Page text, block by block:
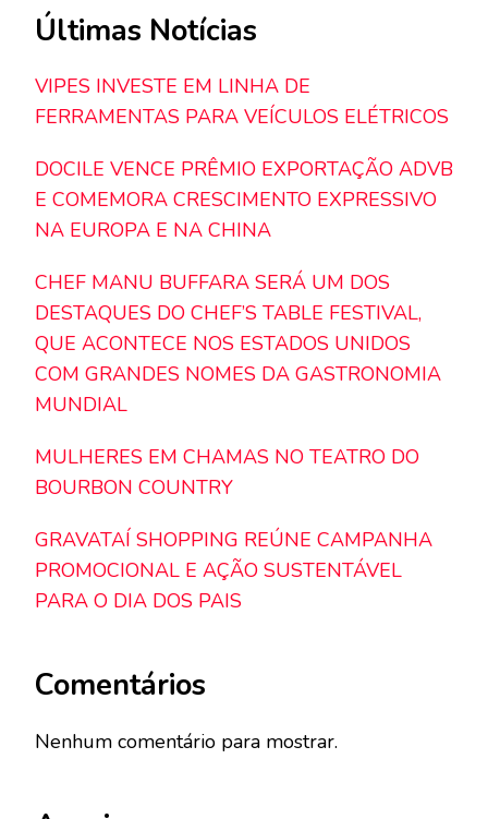
Últimas Notícias
VIPES INVESTE EM LINHA DE
FERRAMENTAS PARA VEÍCULOS ELÉTRICOS
DOCILE VENCE PRÊMIO EXPORTAÇÃO ADVB
E COMEMORA CRESCIMENTO EXPRESSIVO
NA EUROPA E NA CHINA
CHEF MANU BUFFARA SERÁ UM DOS
DESTAQUES DO CHEF’S TABLE FESTIVAL,
QUE ACONTECE NOS ESTADOS UNIDOS
COM GRANDES NOMES DA GASTRONOMIA
MUNDIAL
MULHERES EM CHAMAS NO TEATRO DO
BOURBON COUNTRY
GRAVATAÍ SHOPPING REÚNE CAMPANHA
PROMOCIONAL E AÇÃO SUSTENTÁVEL
PARA O DIA DOS PAIS
Comentários
Nenhum comentário para mostrar.